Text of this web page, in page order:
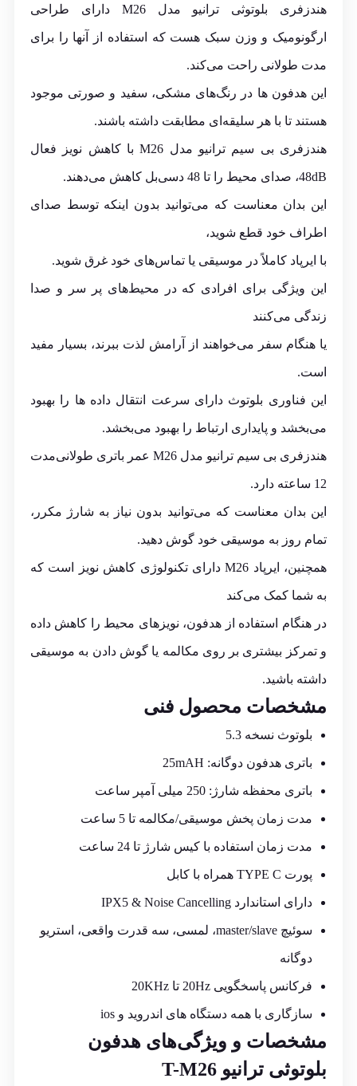
هندزفری بلوتوثی ترانیو مدل M26 دارای طراحی
ارگونومیک و وزن سبک هست که استفاده از آنها را برای
مدت طولانی راحت می‌کند.
این هدفون ها در رنگ‌های مشکی، سفید و صورتی موجود
هستند تا با هر سلیقه‌ای مطابقت داشته باشند.
هندزفری بی سیم ترانیو مدل M26 با کاهش نویز فعال
48dB، صدای محیط را تا 48 دسی‌بل کاهش می‌دهند.
این بدان معناست که می‌توانید بدون اینکه توسط صدای
اطراف خود قطع شوید،
با ایرپاد کاملاً در موسیقی یا تماس‌های خود غرق شوید.
این ویژگی برای افرادی که در محیط‌های پر سر و صدا
زندگی می‌کنند
یا هنگام سفر می‌خواهند از آرامش لذت ببرند، بسیار مفید
است.
این فناوری بلوتوث دارای سرعت انتقال داده ها را بهبود
می‌بخشد و پایداری ارتباط را بهبود می‌بخشد.
هندزفری بی سیم ترانیو مدل M26 عمر باتری طولانی‌مدت
12 ساعته دارد.
این بدان معناست که می‌توانید بدون نیاز به شارژ مکرر،
تمام روز به موسیقی خود گوش دهید.
همچنین، ایرپاد M26 دارای تکنولوژی کاهش نویز است که
به شما کمک می‌کند
در هنگام استفاده از هدفون، نویزهای محیط را کاهش داده
و تمرکز بیشتری بر روی مکالمه یا گوش دادن به موسیقی
داشته باشید.
مشخصات محصول فنی
بلوتوث نسخه 5.3
باتری هدفون دوگانه: 25mAH
باتری محفظه شارژ: 250 میلی آمپر ساعت
مدت زمان پخش موسیقی/مکالمه تا 5 ساعت
مدت زمان استفاده با کیس شارژ تا 24 ساعت
پورت TYPE C همراه با کابل
دارای استاندارد IPX5 & Noise Cancelling
سوئیچ master/slave، لمسی، سه قدرت واقعی، استریو
دوگانه
فرکانس پاسخگویی 20Hz تا 20KHz
سازگاری با همه دستگاه های اندروید و ios
مشخصات و ویژگی‌های هدفون
بلوتوثی ترانیو T-M26